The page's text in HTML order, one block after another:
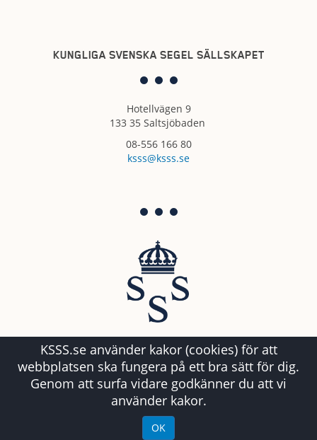
KSSS.se använder kakor (cookies) för att
webbplatsen ska fungera på ett bra sätt för dig.
Genom att surfa vidare godkänner du att vi
använder kakor.
KUNGLIGA SVENSKA SEGEL SÄLLSKAPET
Hotellvägen 9
133 35 Saltsjöbaden
08-556 166 80
ksss@ksss.se